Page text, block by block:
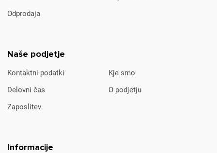
Odprodaja
Naše podjetje
Kontaktni podatki
Kje smo
Delovni čas
O podjetju
Zaposlitev
Informacije